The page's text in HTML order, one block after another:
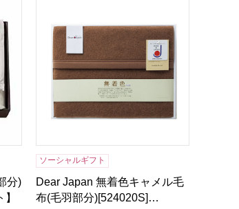
分)
ソーシャルギフト
Dear Japan 無着色キャメル毛
布(毛羽部分)[524020S]…